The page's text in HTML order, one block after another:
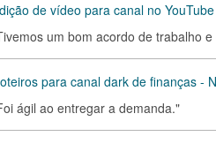
de vídeo para canal no YouTube
um bom acordo de trabalho
para canal dark de finanças -
ágil ao entregar a demanda."